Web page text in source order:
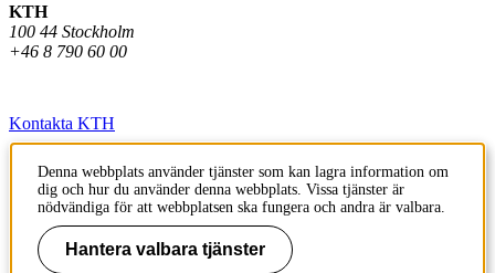
KTH
100 44 Stockholm
+46 8 790 60 00
Kontakta KTH
Jobba på KTH
Press och media
Faktura och betalning KTH
Denna webbplats använder tjänster som kan lagra information om
dig och hur du använder denna webbplats. Vissa tjänster är
nödvändiga för att webbplatsen ska fungera och andra är valbara.
Hantera valbara tjänster